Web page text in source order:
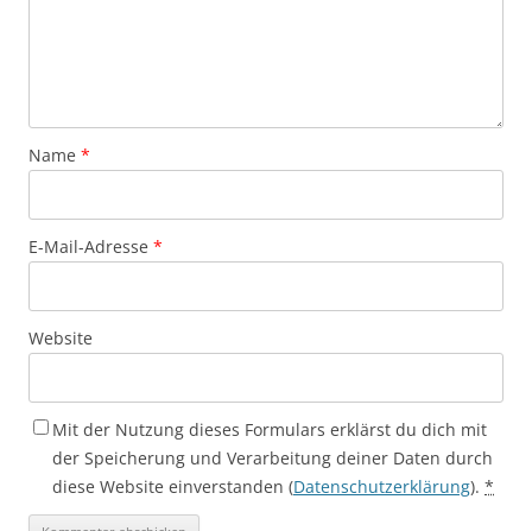
Name *
E-Mail-Adresse *
Website
Mit der Nutzung dieses Formulars erklärst du dich mit
der Speicherung und Verarbeitung deiner Daten durch
diese Website einverstanden (Datenschutzerklärung). *